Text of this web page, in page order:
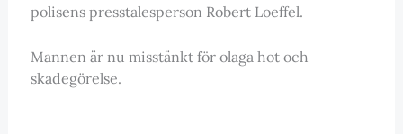
polisens presstalesperson Robert Loeffel.
Mannen är nu misstänkt för olaga hot och
skadegörelse.